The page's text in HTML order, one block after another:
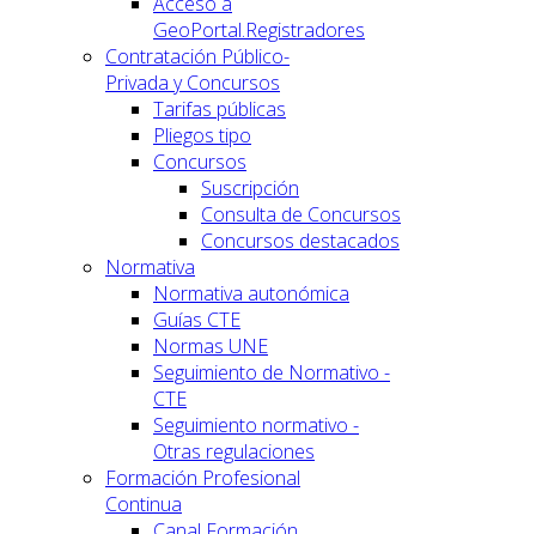
GeoPortal.Registradores
Contratación Público-
Privada y Concursos
Tarifas públicas
Pliegos tipo
Concursos
Suscripción
Consulta de Concursos
Concursos destacados
Normativa
Normativa autonómica
Guías CTE
Normas UNE
Seguimiento de Normativo -
CTE
Seguimiento normativo -
Otras regulaciones
Formación Profesional
Continua